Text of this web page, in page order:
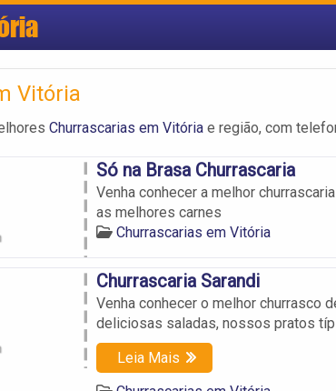
Vitória
Churrascarias em Vitória e região, com
Só na Brasa Churrascaria
Venha conhecer a melhor
as melhores carnes
Churrascarias em Vitória
Churrascaria Sarandi
Venha conhecer o melhor churrasco
deliciosas saladas, nossos pratos
Leia Mais